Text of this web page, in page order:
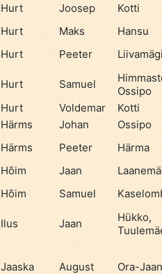
Hurt Joosep
Kotti
Hurt Maks
Hansu
Hurt Peeter
Hurt Samuel
Ossipo
Hurt Voldemar
Kotti
Härms Johan
Ossipo
Härms Peeter
Härma
Hõim Jaan
Hõim Samuel
Ilus Jaan
Hükko,
Jaaska August Ora-Jaan